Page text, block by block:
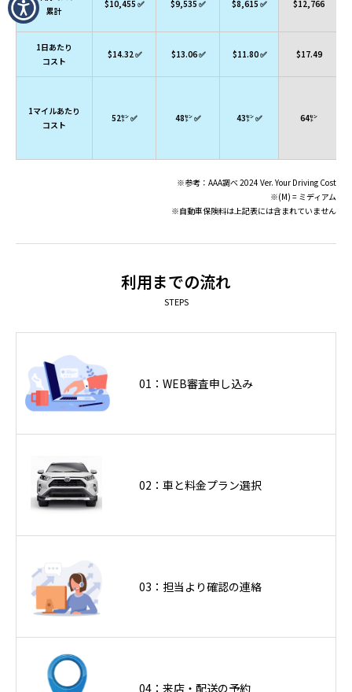
累計
$10,455 ✅ $9,535 ✅ $8,615 ✅ $12,766
1日あたり
コスト
$14.32 ✅ $13.06 ✅ $11.80 ✅ $17.49
1マイルあたり
コスト
52㌣ ✅ 48㌣ ✅ 43㌣ ✅ 64㌣
※参考：AAA調べ 2024 Ver. Your Driving Cost
※(M) = ミディアム
※自動車保険料は上記表には含まれていません
利用までの流れ
STEPS
01：WEB審査申し込み
02：車と料金プラン選択
03：担当より確認の連絡
04：来店・配送の予約